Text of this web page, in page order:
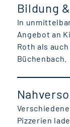
Bildung
In
Angebot an
Roth als
Büchenbach.
Pizzerien